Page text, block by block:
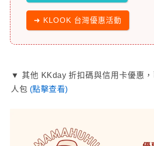
➜ KLOOK 台灣優惠活動
▼ 其他 KKday 折扣碼與信用卡優惠
人包 (點擊查看)